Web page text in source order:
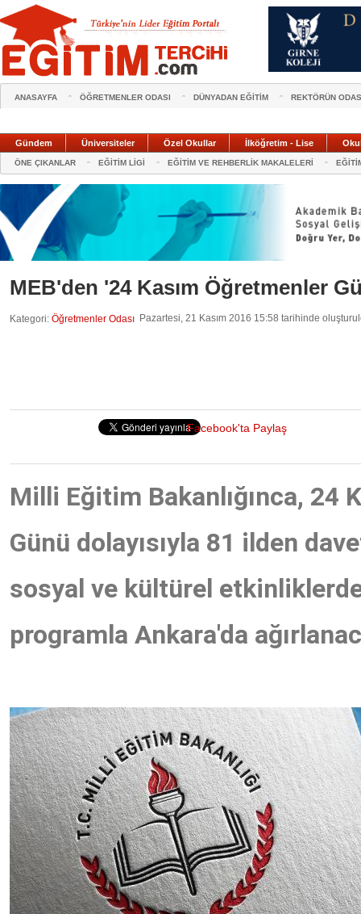
ANASAYFA ÖĞRETMENLER ODASI DÜNYADAN EĞİTİM REKTÖRÜN
Gündem Üniversiteler Özel Okullar İlköğretim - Lise
ÖNE ÇIKANLAR EĞİTİM LİGİ EĞİTİM VE REHBERLİK MAKALELERİ
MEB'den '24 Kasım Öğretmenler
Kategori: Öğretmenler Odası Pazartesi, 21 Kasım 2016 15:58 tarihinde
Facebook'ta Paylaş
Milli Eğitim Bakanlığınca, 24
Günü dolayısıyla 81 ilden
sosyal ve kültürel
programla Ankara'da